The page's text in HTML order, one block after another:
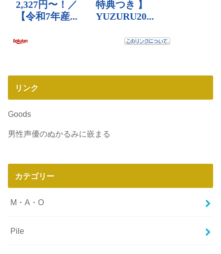
リンク
Goods
男性声優のぬかるみに嵌まる
カテゴリー
M・A・O
Pile